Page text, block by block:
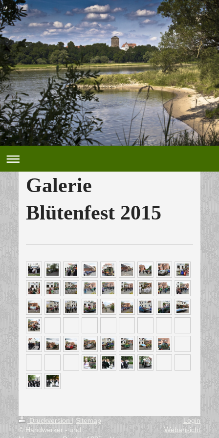
Galerie
Blütenfest 2015
Druckversion | Sitemap
© Handwerker - und
Login
Webansicht